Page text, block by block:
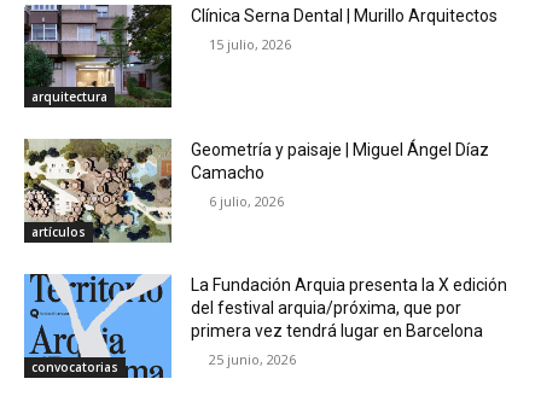
arquitectura
Clínica Serna Dental | Murillo Arquitectos
15 julio, 2026
artículos
Geometría y paisaje | Miguel Ángel Díaz
Camacho
6 julio, 2026
convocatorias
La Fundación Arquia presenta la X edición
del festival arquia/próxima, que por
primera vez tendrá lugar en Barcelona
25 junio, 2026